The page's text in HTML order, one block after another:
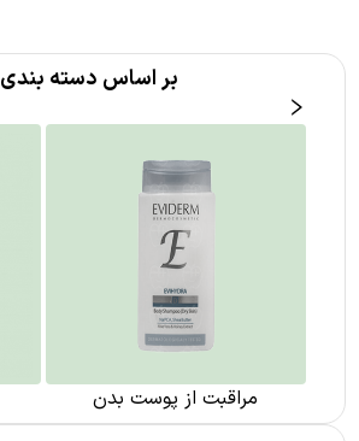
بر اساس دسته بندی
مراقبت از پوست بدن